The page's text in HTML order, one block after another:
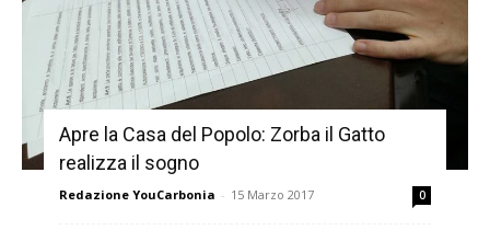
Apre la Casa del Popolo: Zorba il Gatto
realizza il sogno
Redazione YouCarbonia - 15 Marzo 2017 0